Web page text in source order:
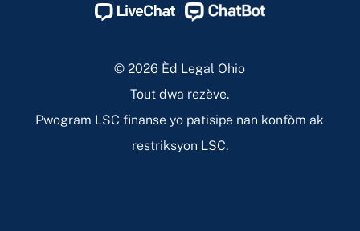
Ohio
Page
Ohio
Page
Ohio
Page
Ohio
Page
© 2026 Èd Legal Ohio
Tout dwa rezève.
Pwogram LSC finanse yo patisipe nan konfòm ak
restriksyon LSC.